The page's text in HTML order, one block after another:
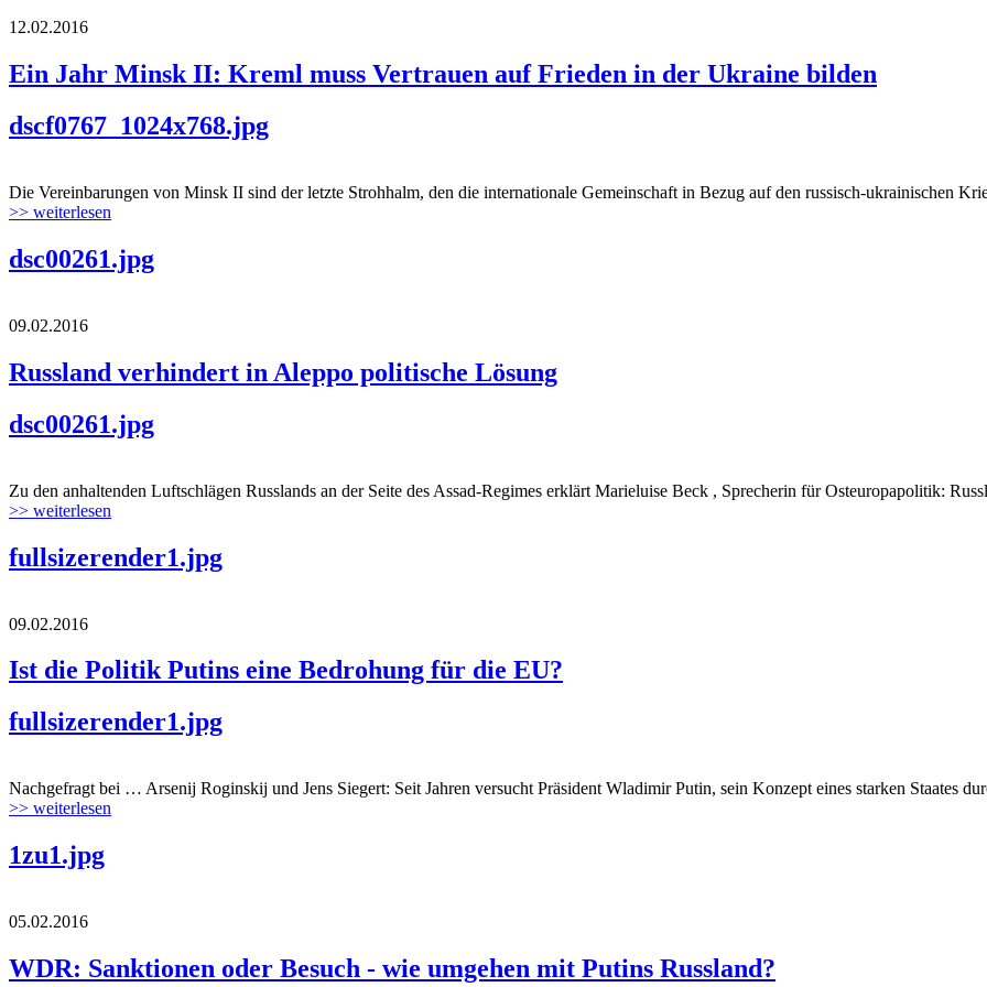
12.02.2016
Ein Jahr Minsk II: Kreml muss Vertrauen auf Frieden in der Ukraine bilden
dscf0767_1024x768.jpg
Die Vereinbarungen von Minsk II sind der letzte Strohhalm, den die internationale Gemeinschaft in Bezug auf den russisch-ukrainischen
>> weiterlesen
dsc00261.jpg
09.02.2016
Russland verhindert in Aleppo politische Lösung
dsc00261.jpg
Zu den anhaltenden Luftschlägen Russlands an der Seite des Assad-Regimes erklärt Marieluise Beck , Sprecherin für Osteuropapolitik:
>> weiterlesen
fullsizerender1.jpg
09.02.2016
Ist die Politik Putins eine Bedrohung für die EU?
fullsizerender1.jpg
Nachgefragt bei … Arsenij Roginskij und Jens Siegert: Seit Jahren versucht Präsident Wladimir Putin, sein Konzept eines starken Staates
>> weiterlesen
1zu1.jpg
05.02.2016
WDR: Sanktionen oder Besuch - wie umgehen mit Putins Russland?